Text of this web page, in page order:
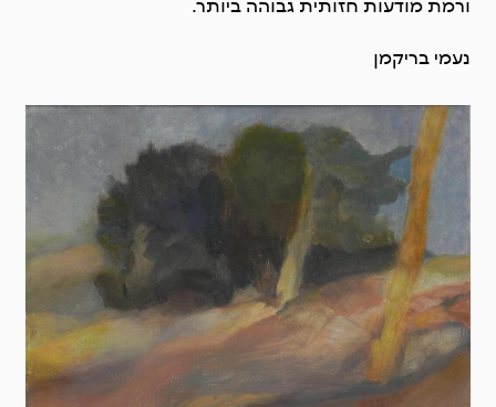
ורמת מודעות חזותית גבוהה ביותר.
נעמי בריקמן